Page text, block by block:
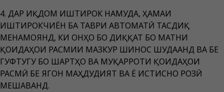
4. ДАР ИҚДОМ ИШТИРОК НАМУДА, ҲАМАИ
ИШТИРОКЧИЁН БА ТАВРИ АВТОМАТӢ ТАСДИҚ
МЕНАМОЯНД, КИ ОНҲО БО ДИҚҚАТ БО МАТНИ
ҚОИДАҲОИ РАСМИИ МАЗКУР ШИНОС ШУДААНД ВА БЕ
ГУФТУГУ БО ШАРТҲО ВА МУҚАРРОТИ ҚОИДАҲОИ
РАСМӢ БЕ ЯГОН МАҲДУДИЯТ ВА Ё ИСТИСНО РОЗӢ
МЕШАВАНД.